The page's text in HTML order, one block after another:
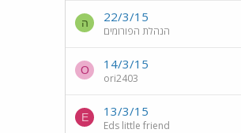
22/3/15
הנהלת הפורומים
ה
14/3/15
ori2403
O
13/3/15
Eds little friend
E